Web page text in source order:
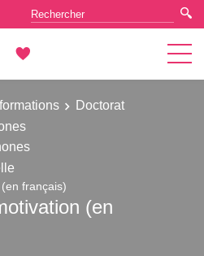
Doctorat
français)
(en